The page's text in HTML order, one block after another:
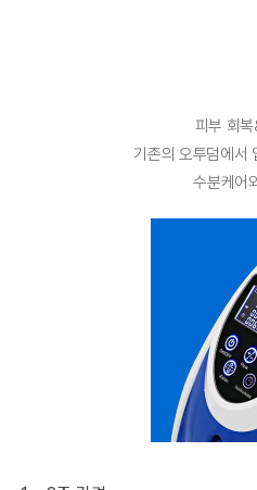
피부 회
기존의 오투덤에서
수분케어